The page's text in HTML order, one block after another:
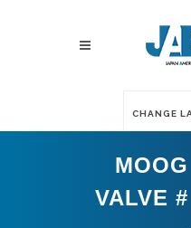
CHANGE
VALVE